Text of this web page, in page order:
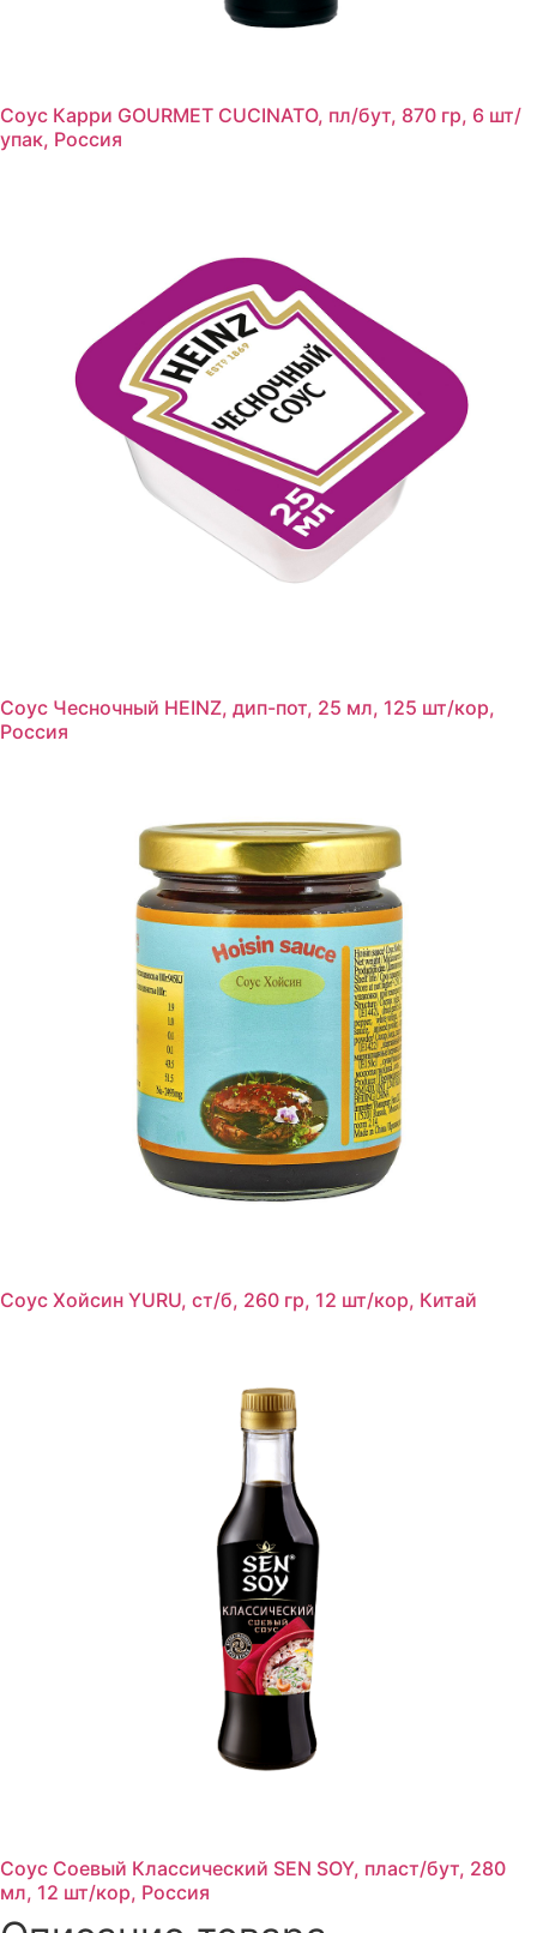
Соус Карри GOURMET CUCINATO, пл/бут, 870 гр, 6 шт/
упак, Россия
Соус Чесночный HEINZ, дип-пот, 25 мл, 125 шт/кор,
Россия
Соус Хойсин YURU, ст/б, 260 гр, 12 шт/кор, Китай
Соус Соевый Классический SEN SOY, пласт/бут, 280
мл, 12 шт/кор, Россия